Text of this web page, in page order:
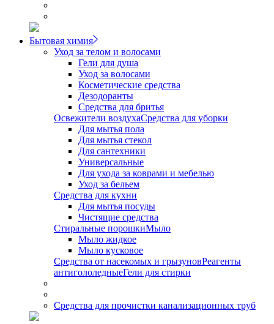
Бытовая химия
Уход за телом и волосами
Гели для душа
Уход за волосами
Косметические средства
Дезодоранты
Средства для бритья
Освежители воздухаСредства для уборки
Для мытья пола
Для мытья стекол
Для сантехники
Универсальные
Для ухода за коврами и мебелью
Уход за бельем
Средства для кухни
Для мытья посуды
Чистящие средства
Стиральные порошкиМыло
Мыло жидкое
Мыло кусковое
Средства от насекомых и грызуновРеагенты
антигололедныеГели для стирки
Средства для прочистки канализационных труб